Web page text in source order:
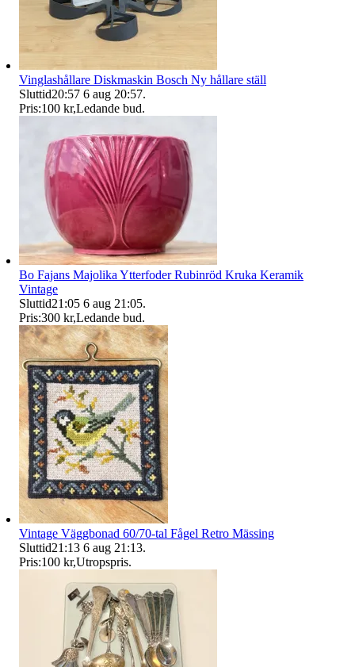
Vinglashållare Diskmaskin Bosch Ny hållare ställ
Sluttid20:57 6 aug 20:57.
Pris:100 kr,Ledande bud.
Bo Fajans Majolika Ytterfoder Rubinröd Kruka Keramik
Vintage
Sluttid21:05 6 aug 21:05.
Pris:300 kr,Ledande bud.
Vintage Väggbonad 60/70-tal Fågel Retro Mässing
Sluttid21:13 6 aug 21:13.
Pris:100 kr,Utropspris.